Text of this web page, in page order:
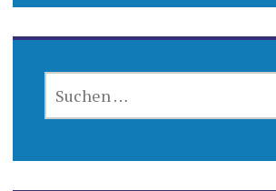
NACH: